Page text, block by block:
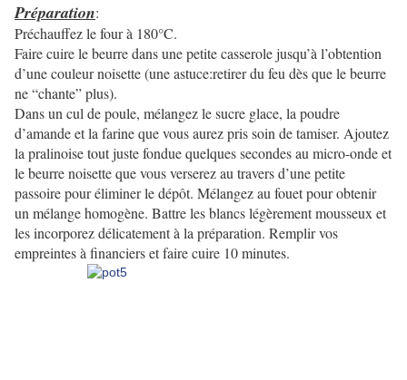
Préparation:
Préchauffez le four à 180°C.
Faire cuire le beurre dans une petite casserole jusqu’à l’obtention
d’une couleur noisette (une astuce:retirer du feu dès que le beurre
ne “chante” plus).
Dans un cul de poule, mélangez le sucre glace, la poudre
d’amande et la farine que vous aurez pris soin de tamiser. Ajoutez
la pralinoise tout juste fondue quelques secondes au micro-onde et
le beurre noisette que vous verserez au travers d’une petite
passoire pour éliminer le dépôt. Mélangez au fouet pour obtenir
un mélange homogène. Battre les blancs légèrement mousseux et
les incorporez délicatement à la préparation. Remplir vos
empreintes à financiers et faire cuire 10 minutes.